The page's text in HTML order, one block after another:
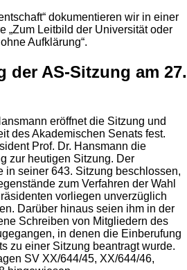
dokumentieren wir in einer
„Zum Leitbild der Universität oder
Aufklärung“.
der AS-Sitzung am 27.
eröffnet die Sitzung und
des Akademischen Senats fest.
Prof. Dr. Hansmann die
zur heutigen Sitzung. Der
in seiner 643. Sitzung beschlossen,
zum Verfahren der Wahl
vorliegen unverzüglich
Darüber hinaus seien ihm in der
Schreiben von Mitgliedern des
in denen die Einberufung
zu einer Sitzung beantragt wurde.
SV XX/644/45, XX/644/46,